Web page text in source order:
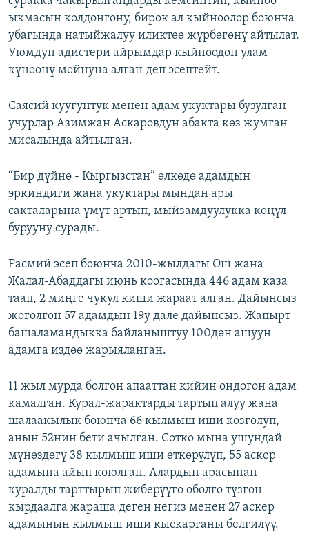
ыкмасын колдонгону, бирок ал кыйноолор боюнча
убагында натыйжалуу иликтөө жүрбөгөнү айтылат.
Уюмдун адистери айрымдар кыйноодон улам
күнөөнү мойнуна алган деп эсептейт.
Саясий куугунтук менен адам укуктары бузулган
учурлар Азимжан Аскаровдун абакта көз жумган
мисалында айтылган.
“Бир дүйнө - Кыргызстан” өлкөдө адамдын
эркиндиги жана укуктары мындан ары
сакталарына үмүт артып, мыйзамдуулукка көңүл
бурууну сурады.
Расмий эсеп боюнча 2010-жылдагы Ош жана
Жалал-Абаддагы июнь коогасында 446 адам каза
таап, 2 миңге чукул киши жараат алган. Дайынсыз
жоголгон 57 адамдын 19у дале дайынсыз. Жапырт
башаламандыкка байланыштуу 100дөн ашуун
адамга издөө жарыяланган.
11 жыл мурда болгон апааттан кийин ондогон адам
камалган. Курал-жарактарды тартып алуу жана
шалаакылык боюнча 66 кылмыш иши козголуп,
анын 52нин бети ачылган. Сотко мына ушундай
мүнөздөгү 38 кылмыш иши өткөрүлүп, 55 аскер
адамына айып коюлган. Алардын арасынан
куралды тарттырып жиберүүгө өбөлгө түзгөн
кырдаалга жараша деген негиз менен 27 аскер
адамынын кылмыш иши кыскарганы белгилүү.